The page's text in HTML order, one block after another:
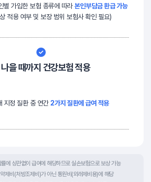
별 가입한 보험 종류에 따라본인부담금 환급 가능
적용 여부 및 보장 범위 보험사 확인 필요)
을 때까지 건강보험 적용
지정 질환 중 연간 2가지 질환에 급여 적용
에 상관없이 급여에 해당하므로 실손보험으로 보상 가능
제비(처방조제비)가 아닌 통원비(외래제비용)에 해당